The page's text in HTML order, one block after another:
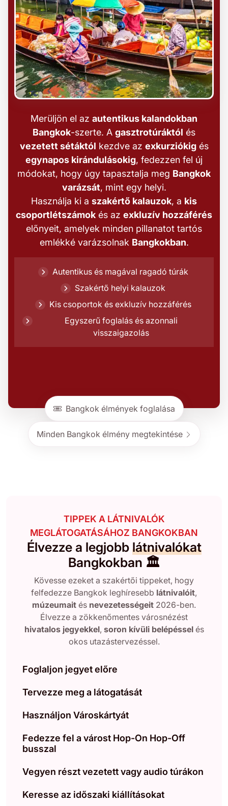
Merüljön el az autentikus kalandokban
Bangkok-szerte. A gasztrotúráktól és
vezetett sétáktól kezdve az exkurziókigés
egynapos kirándulásokig, fedezzen fel új
módokat, hogy úgy tapasztalja meg Bangkok
varázsát, mint egy helyi.
Használja ki a szakértő kalauzok, a kis
csoportlétszámok és az exkluzív hozzáférés
előnyeit, amelyek minden pillanatot tartós
emlékké varázsolnak Bangkokban.
Autentikus és magával ragadó túrák
Szakértő helyi kalauzok
Kis csoportok és exkluzív hozzáférés
Egyszerű foglalás és azonnali
visszaigazolás
Bangkok élmények foglalása
Minden Bangkok élmény megtekintése
TIPPEK A LÁTNIVALÓK
MEGLÁTOGATÁSÁHOZ BANGKOKBAN
Élvezze a legjobb látnivalókat
Bangkokban 🏛️
Kövesse ezeket a szakértői tippeket, hogy
felfedezze Bangkok leghíresebb látnivalóit,
múzeumait és nevezetességeit 2026-ben.
Élvezze a zökkenőmentes városnézést
hivatalos jegyekkel, soron kívüli belépésselés
okos utazástervezéssel.
Foglaljon jegyet előre
Tervezze meg a látogatását
Használjon Városkártyát
Fedezze fel a várost Hop-On Hop-Off
busszal
Vegyen részt vezetett vagy audio túrákon
Keresse az időszaki kiállításokat